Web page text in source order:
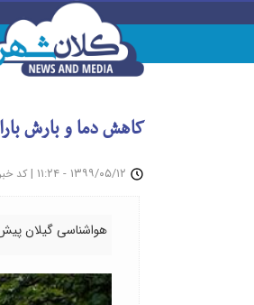
کاهش دما و بارش
| کد خبر
هواشناسی گیلان پیش بینی کرد: